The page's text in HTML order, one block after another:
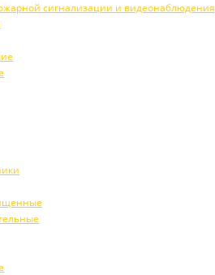
сигнализации и видеонаблюдения